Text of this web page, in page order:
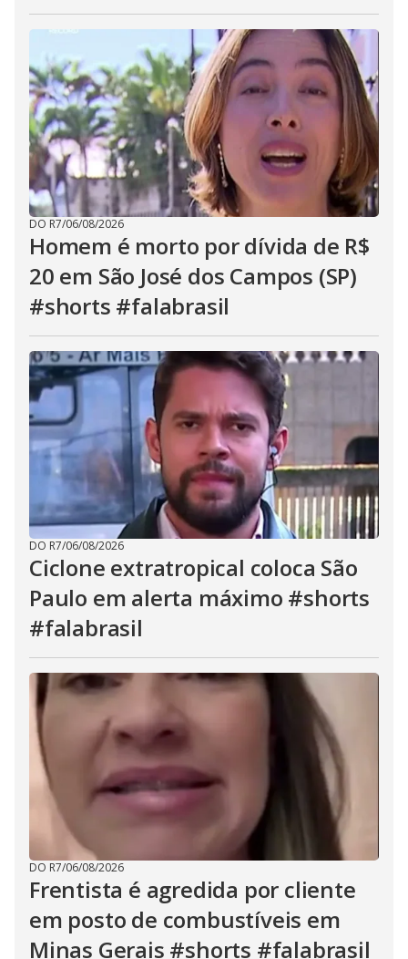
DO R7/06/08/2026
Homem é morto por dívida de R$
20 em São José dos Campos (SP)
#shorts #falabrasil
DO R7/06/08/2026
Ciclone extratropical coloca São
Paulo em alerta máximo #shorts
#falabrasil
DO R7/06/08/2026
Frentista é agredida por cliente
em posto de combustíveis em
Minas Gerais #shorts #falabrasil